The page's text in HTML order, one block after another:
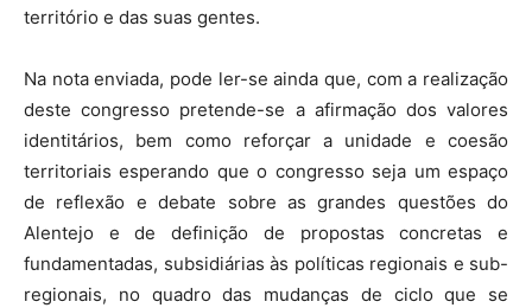
território e das suas gentes.
Na nota enviada, pode ler-se ainda que, com a realização
deste congresso pretende-se a afirmação dos valores
identitários, bem como reforçar a unidade e coesão
territoriais esperando que o congresso seja um espaço
de reflexão e debate sobre as grandes questões do
Alentejo e de definição de propostas concretas e
fundamentadas, subsidiárias às políticas regionais e sub-
regionais, no quadro das mudanças de ciclo que se